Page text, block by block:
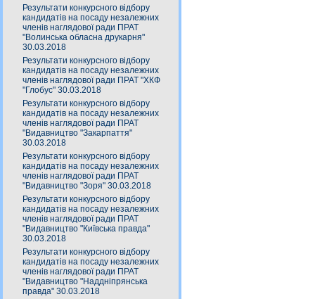
Результати конкурсного відбору
кандидатів на посаду незалежних
членів наглядової ради ПРАТ
"Волинська обласна друкарня"
30.03.2018
Результати конкурсного відбору
кандидатів на посаду незалежних
членів наглядової ради ПРАТ "ХКФ
"Глобус" 30.03.2018
Результати конкурсного відбору
кандидатів на посаду незалежних
членів наглядової ради ПРАТ
"Видавництво "Закарпаття"
30.03.2018
Результати конкурсного відбору
кандидатів на посаду незалежних
членів наглядової ради ПРАТ
"Видавництво "Зоря" 30.03.2018
Результати конкурсного відбору
кандидатів на посаду незалежних
членів наглядової ради ПРАТ
"Видавництво "Київська правда"
30.03.2018
Результати конкурсного відбору
кандидатів на посаду незалежних
членів наглядової ради ПРАТ
"Видавництво "Наддніпрянська
правда" 30.03.2018